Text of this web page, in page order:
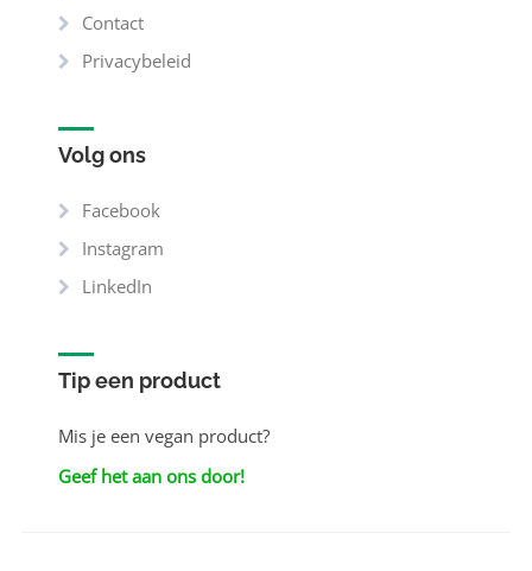
Contact
Privacybeleid
Volg ons
Facebook
Instagram
LinkedIn
Tip een product
Mis je een vegan product?
Geef het aan ons door!